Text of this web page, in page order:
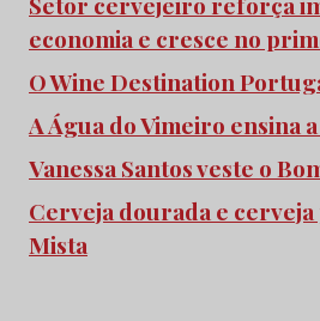
economia e cresce no
O Wine Destination
A Água do Vimeiro ensina
Vanessa Santos veste o
Cerveja dourada e
Mista